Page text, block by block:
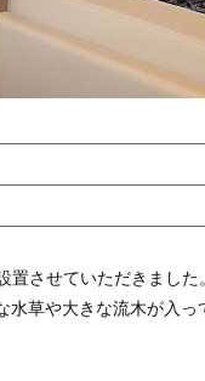
置させていただきました
草や大きな流木が入っ